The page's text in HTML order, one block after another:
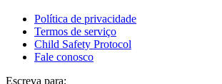
Política de privacidade
Termos de serviço
Child Safety Protocol
Fale conosco
Escreva para: